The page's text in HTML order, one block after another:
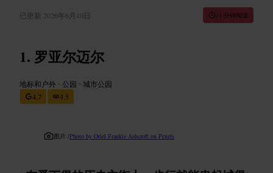
已更新 2026年6月10日 11 分钟阅读
罗亚尔迈尔
地标和户外 •公园 •城市公园
4.7
4.5
图片 /Photo by Oriel Frankie Ashcroft on Pexels